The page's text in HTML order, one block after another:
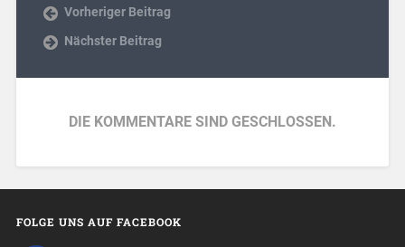
Vorheriger Beitrag
Nächster Beitrag
DIE KOMMENTARE SIND GESCHLOSSEN.
FOLGE UNS AUF FACEBOOK